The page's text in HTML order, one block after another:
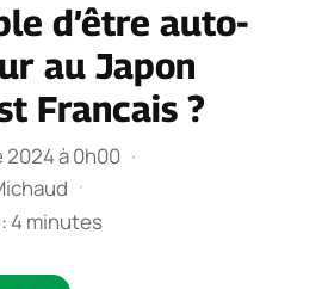
d’être auto-
au Japon
Francais ?
2024 à 0h00 ·
·
4 minutes